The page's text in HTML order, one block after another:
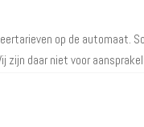
op de automaat.
zijn daar niet voor